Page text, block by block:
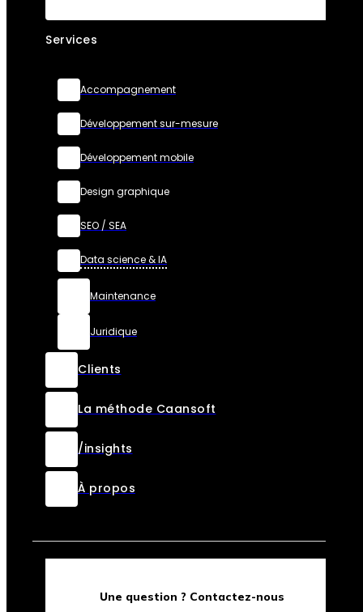
Services
Accompagnement
Développement sur-mesure
Développement mobile
Design graphique
SEO / SEA
Data science & IA
Maintenance
Juridique
Clients
La méthode Caansoft
/insights
À propos
Une question ? Contactez-nous